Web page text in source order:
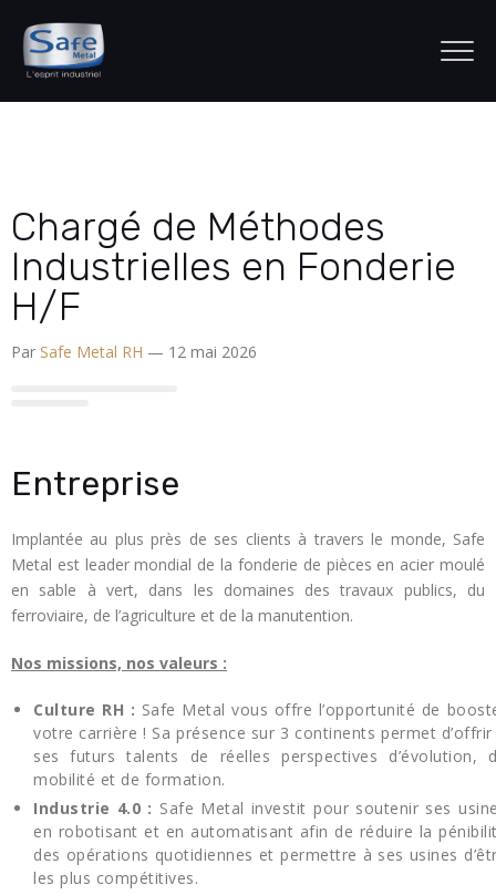
Chargé de Méthodes
Industrielles en Fonderie
H/F
Par Safe Metal RH — 12 mai 2026
Entreprise
Implantée au plus près de ses clients à travers le monde, Safe
Metal est leader mondial de la fonderie de pièces en acier moulé
en sable à vert, dans les domaines des travaux publics, du
ferroviaire, de l’agriculture et de la manutention.
Nos missions, nos valeurs :
Culture RH : Safe Metal vous offre l’opportunité de
votre carrière ! Sa présence sur 3 continents permet
ses futurs talents de réelles perspectives d’évolution,
mobilité et de formation.
Industrie 4.0 : Safe Metal investit pour soutenir ses
en robotisant et en automatisant afin de réduire la
des opérations quotidiennes et permettre à ses usines
les plus compétitives.